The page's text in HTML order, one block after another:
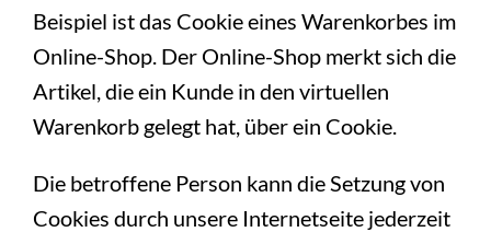
Beispiel ist das Cookie eines Warenkorbes im
Online-Shop. Der Online-Shop merkt sich die
Artikel, die ein Kunde in den virtuellen
Warenkorb gelegt hat, über ein Cookie.
Die betroffene Person kann die Setzung von
Cookies durch unsere Internetseite jederzeit